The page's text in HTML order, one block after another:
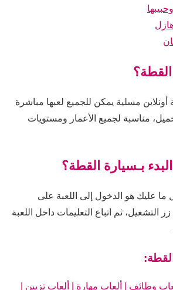
مسلية يمكن للجميع لعبها مباشرة
مناسبة لجميع الأعمار ومستويات
بـسيارة القطة؟
ما عليك هو الدخول إلى اللعبة على
التشغيل، ثم اتباع التعليمات داخل اللعبة
وظائف ألعاب مهارة ألعاب تزيين